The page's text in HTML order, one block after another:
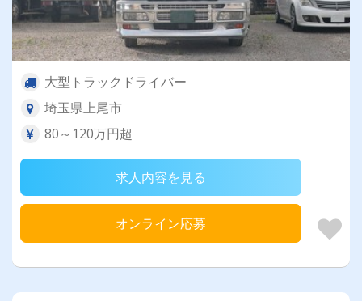
大型トラックドライバー
埼玉県上尾市
80～120万円超
求人内容を見る
オンライン応募